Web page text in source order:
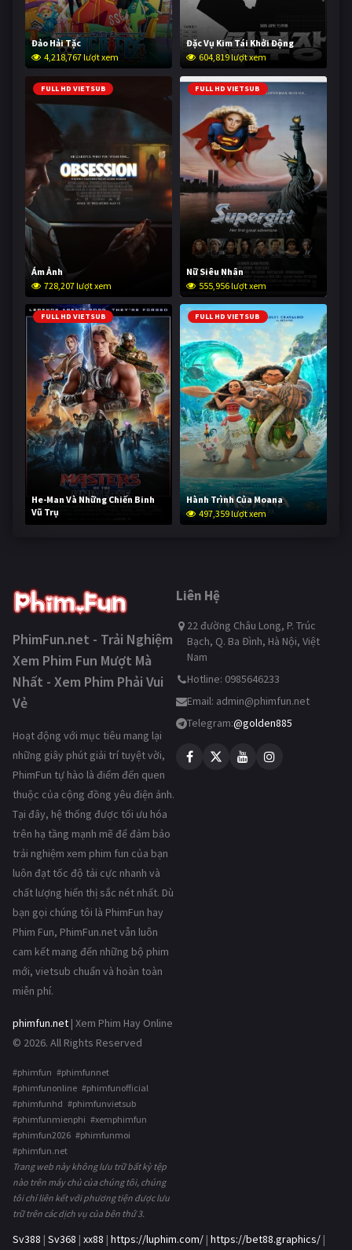
Đảo Hải Tặc
4,218,767 lượt xem
Đặc Vụ Kim Tái Khởi Động
604,819 lượt xem
FULL HD VIETSUB
Ám Ảnh
728,207 lượt xem
FULL HD VIETSUB
Nữ Siêu Nhân
555,956 lượt xem
FULL HD VIETSUB
He-Man Và Những Chiến Binh
Vũ Trụ
246,632 lượt xem
FULL HD VIETSUB
Hành Trình Của Moana
497,359 lượt xem
PhimFun.net - Trải Nghiệm
Xem Phim Fun Mượt Mà
Nhất - Xem Phim Phải Vui
Vẻ
Hoạt động với mục tiêu mang lại
những giây phút giải trí tuyệt vời,
PhimFun tự hào là điểm đến quen
thuộc của cộng đồng yêu điện ảnh.
Tại đây, hệ thống được tối ưu hóa
trên hạ tầng mạnh mẽ để đảm bảo
trải nghiệm xem phim fun của bạn
luôn đạt tốc độ tải cực nhanh và
chất lượng hiển thị sắc nét nhất. Dù
bạn gọi chúng tôi là PhimFun hay
Phim Fun, PhimFun.net vẫn luôn
cam kết mang đến những bộ phim
mới, vietsub chuẩn và hoàn toàn
miễn phí.
phimfun.net | Xem Phim Hay Online
© 2026. All Rights Reserved
#phimfun #phimfunnet
#phimfunonline #phimfunofficial
#phimfunhd #phimfunvietsub
#phimfunmienphi #xemphimfun
#phimfun2026 #phimfunmoi
#phimfun.net
Trang web này không lưu trữ bất kỳ tệp
nào trên máy chủ của chúng tôi, chúng
tôi chỉ liên kết với phương tiện được lưu
trữ trên các dịch vụ của bên thứ 3.
Liên Hệ
22 đường Châu Long, P. Trúc
Bạch, Q. Ba Đình, Hà Nội, Việt
Nam
Hotline: 0985646233
Email: admin@phimfun.net
Telegram:@golden885
Sv388 | Sv368 | xx88 | https://luphim.com/ | https://bet88.graphics/ |